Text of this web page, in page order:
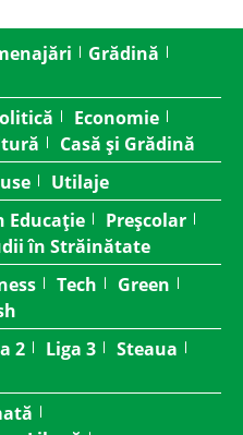
Grădină
Economie
Casă și Grădină
Utilaje
Educație
Preșcolar
în Străinătate
Tech
Green
2 Liga 3
Steaua